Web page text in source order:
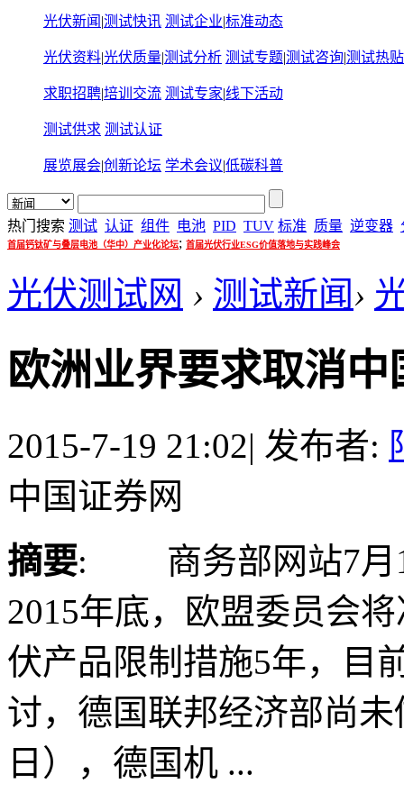
光伏新闻 |测试快讯 测试企业|标准动态
光伏资料|光伏质量|测试分析 测试专题|测试咨询|测试热贴
求职招聘|培训交流 测试专家|线下活动
测试供求 测试认证
展览展会|创新论坛 学术会议|低碳科普
热门搜索 测试 认证 组件 电池 PID TUV 标准 质量 逆变器
首届钙钛矿与叠层电池（华中）产业化论坛; 首届光伏行业ESG价值落地与实践峰会
光伏测试网 › 测试新闻›
欧洲业界要求取消
2015-7-19 21:02| 发布者:
中国证券网
摘要: 商务部网站7月
2015年底，欧盟委员会
伏产品限制措施5年，目
讨，德国联邦经济部尚
日），德国机 ...